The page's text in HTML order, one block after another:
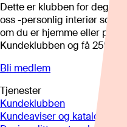
Dette er klubben for deg
oss -personlig interiør som
om du er hjemme eller på
Kundeklubben og få 25%*
Bli medlem
Tjenester
Kundeklubben
Kundeaviser og kataloger